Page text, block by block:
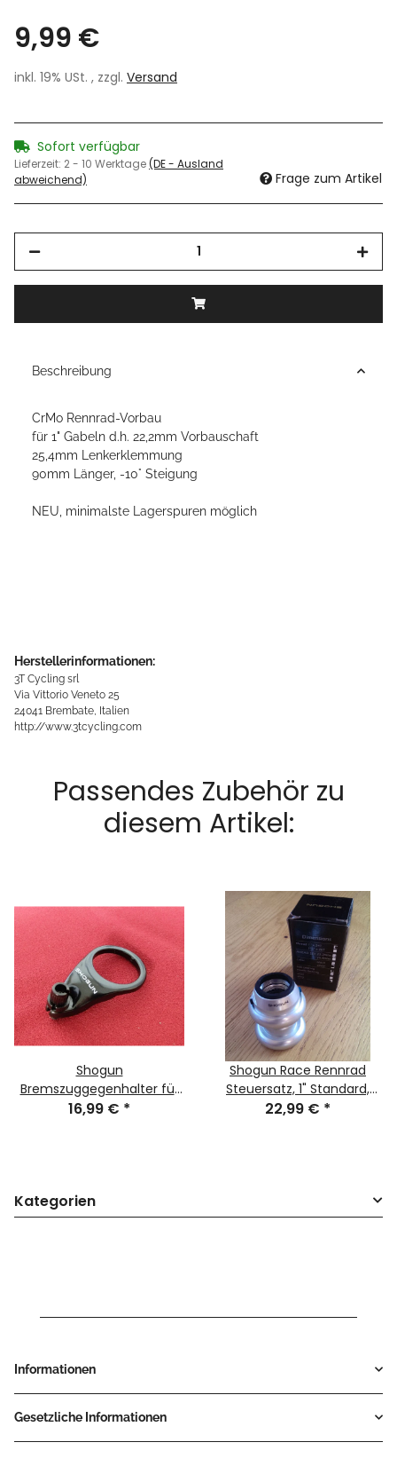
9,99 €
inkl. 19% USt. , zzgl. Versand
Sofort verfügbar
Lieferzeit: 2 - 10 Werktage(DE - Ausland
abweichend)
Frage zum Artikel
Beschreibung
CrMo Rennrad-Vorbau
für 1" Gabeln d.h. 22,2mm Vorbauschaft
25,4mm Lenkerklemmung
90mm Länger, -10° Steigung
NEU, minimalste Lagerspuren möglich
Herstellerinformationen:
3T Cycling srl
Via Vittorio Veneto 25
24041 Brembate, Italien
http://www.3tcycling.com
Passendes Zubehör zu
diesem Artikel:
Shogun
Bremszuggegenhalter für
geschraubte 1"
16,99 € *
Shogun Race Rennrad
Steuersatz, 1" Standard,
Kugellager, Headlock, silber,
22,99 € *
Kategorien
Informationen
Gesetzliche Informationen